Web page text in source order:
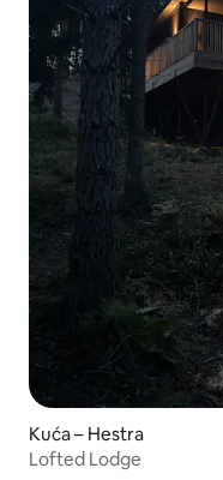
Kuća – Hestra
Lofted Lodge